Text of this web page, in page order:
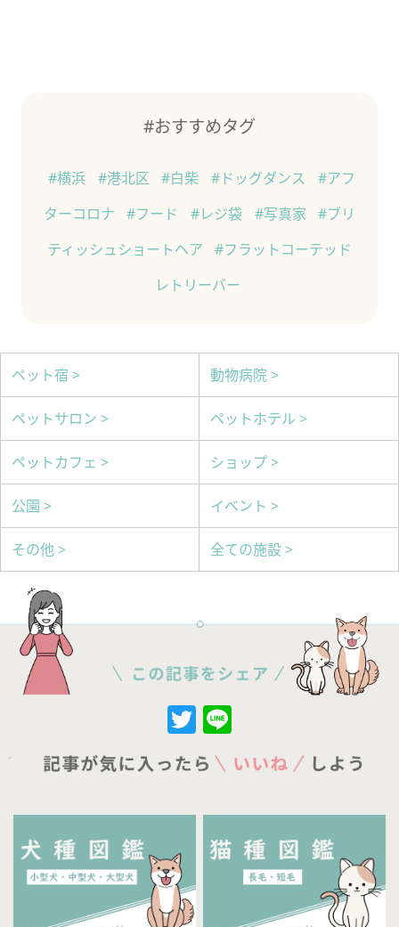
#おすすめタグ
#横浜 #港北区 #白柴 #ドッグダンス
#アフ
ターコロナ
#フード #レジ袋 #写真家
#ブリ
ティッシュショートヘア
#フラットコーテッド
レトリーバー
ペット宿 > 動物病院 >
ペットサロン > ペットホテル >
ペットカフェ > ショップ >
公園 > イベント >
その他 > 全ての施設 >
Twitter